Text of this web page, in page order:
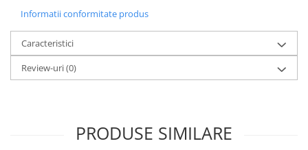
Informatii conformitate produs
Caracteristici
Review-uri(0)
PRODUSE SIMILARE